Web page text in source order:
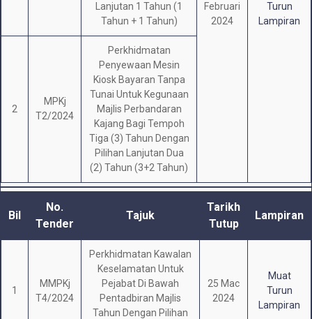
Lanjutan 1 Tahun (1
Tahun + 1 Tahun)
Februari
2024
Turun
Lampiran
2
MPKj
T2/2024
Perkhidmatan
Penyewaan Mesin
Kiosk Bayaran Tanpa
Tunai Untuk Kegunaan
Majlis Perbandaran
Kajang Bagi Tempoh
Tiga (3) Tahun Dengan
Pilihan Lanjutan Dua
(2) Tahun (3+2 Tahun)
Bil
No.
Tender
Tajuk
Tarikh
Tutup
Lampiran
1
MMPKj
T4/2024
Perkhidmatan Kawalan
Keselamatan Untuk
Pejabat Di Bawah
Pentadbiran Majlis
Tahun Dengan Pilihan
25 Mac
2024
Muat
Turun
Lampiran